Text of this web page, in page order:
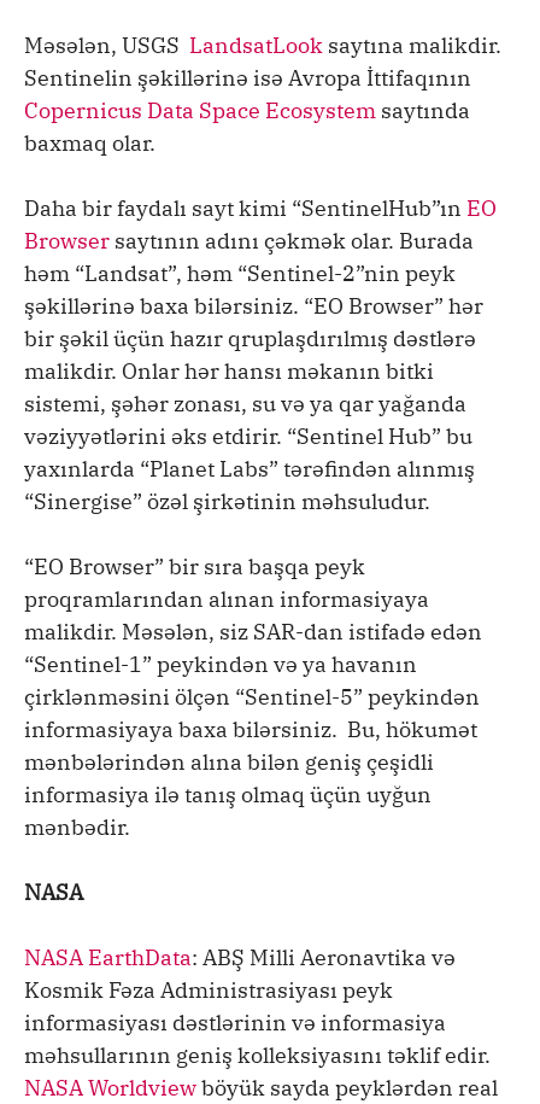
Məsələn, USGS LandsatLook saytına malikdir.
Sentinelin şəkillərinə isə Avropa İttifaqının
Copernicus Data Space Ecosystem saytında
baxmaq olar.
Daha bir faydalı sayt kimi “SentinelHub”ın EO
Browser saytının adını çəkmək olar. Burada
həm “Landsat”, həm “Sentinel-2”nin peyk
şəkillərinə baxa bilərsiniz. “EO Browser” hər
bir şəkil üçün hazır qruplaşdırılmış dəstlərə
malikdir. Onlar hər hansı məkanın bitki
sistemi, şəhər zonası, su və ya qar yağanda
vəziyyətlərini əks etdirir. “Sentinel Hub” bu
yaxınlarda “Planet Labs” tərəfindən alınmış
“Sinergise” özəl şirkətinin məhsuludur.
“EO Browser” bir sıra başqa peyk
proqramlarından alınan informasiyaya
malikdir. Məsələn, siz SAR-dan istifadə edən
“Sentinel-1” peykindən və ya havanın
çirklənməsini ölçən “Sentinel-5” peykindən
informasiyaya baxa bilərsiniz. Bu, hökumət
mənbələrindən alına bilən geniş çeşidli
informasiya ilə tanış olmaq üçün uyğun
mənbədir.
NASA
NASA EarthData: ABŞ Milli Aeronavtika və
Kosmik Fəza Administrasiyası peyk
informasiyası dəstlərinin və informasiya
məhsullarının geniş kolleksiyasını təklif edir.
NASA Worldviewböyük sayda peyklərdən real